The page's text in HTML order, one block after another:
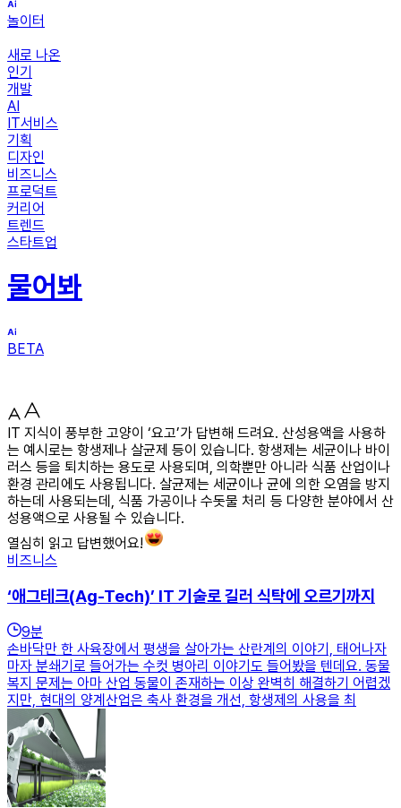
놀이터
새로 나온
인기
개발
AI
IT서비스
기획
디자인
비즈니스
프로덕트
커리어
트렌드
스타트업
물어봐
BETA
IT 지식이 풍부한 고양이 ‘요고’가 답변해 드려요. 산성용액을 사용하
는 예시로는 항생제나 살균제 등이 있습니다. 항생제는 세균이나 바이
러스 등을 퇴치하는 용도로 사용되며, 의학뿐만 아니라 식품 산업이나
환경 관리에도 사용됩니다. 살균제는 세균이나 균에 의한 오염을 방지
하는데 사용되는데, 식품 가공이나 수돗물 처리 등 다양한 분야에서 산
성용액으로 사용될 수 있습니다.
열심히 읽고 답변했어요!
비즈니스
‘애그테크(Ag-Tech)’ IT 기술로 길러 식탁에 오르기까지
9분
손바닥만 한 사육장에서 평생을 살아가는 산란계의 이야기, 태어나자
마자 분쇄기로 들어가는 수컷 병아리 이야기도 들어봤을 텐데요. 동물
복지 문제는 아마 산업 동물이 존재하는 이상 완벽히 해결하기 어렵겠
지만, 현대의 양계산업은 축사 환경을 개선, 항생제의 사용을 최